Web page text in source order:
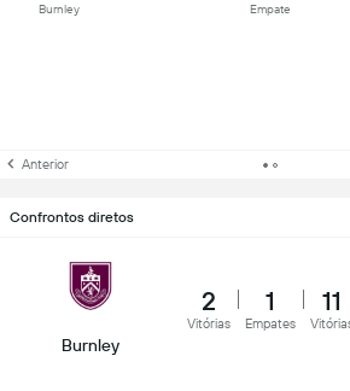
Burnley Empate
Anterior
Confrontos diretos
Burnley
2
Vitórias
1
Empates
11